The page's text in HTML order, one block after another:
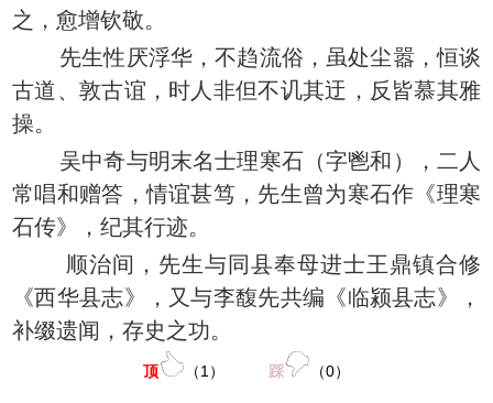
之，愈增钦敬。
先生性厌浮华，不趋流俗，虽处尘嚣，恒谈
古道、敦古谊，时人非但不讥其迂，反皆慕其雅
操。
吴中奇与明末名士理寒石（字鬯和），二人
常唱和赠答，情谊甚笃，先生曾为寒石作《理寒
石传》，纪其行迹。
顺治间，先生与同县奉母进士王鼎镇合修
《西华县志》，又与李馥先共编《临颍县志》，
补缀遗闻，存史之功。
顶 （1 ） 踩 （0）